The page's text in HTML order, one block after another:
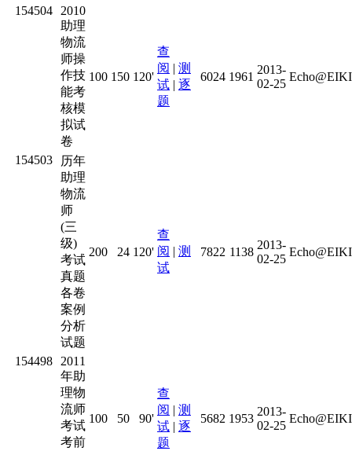
154504
2010
助理
物流
师操
作技
能考
核模
拟试
卷
100 150 120'
查
阅 | 测
试 | 逐
题
6024 1961
2013-
02-25
154503
历年
助理
物流
师
(三
级)
考试
真题
各卷
案例
分析
试题
200 24 120'
查
阅 | 测
试
7822 1138
2013-
02-25
154498
2011
年助
理物
流师
考试
考前
100 50 90'
查
阅 | 测
试 | 逐
题
5682 1953
2013-
02-25